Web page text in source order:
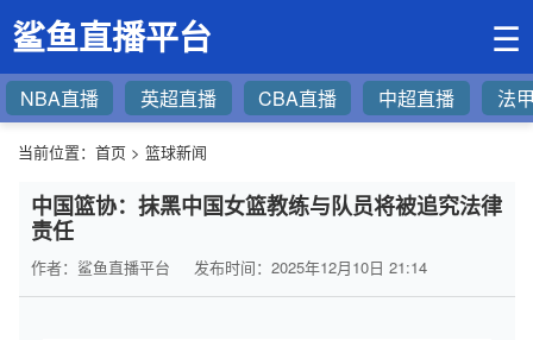
鲨鱼直播平台 ☰
NBA直播 英超直播 CBA直播 中超直播 法
当前位置： 首页 > 篮球新闻
中国篮协：抹黑中国女篮教练与队员将被追究法律
责任
作者：鲨鱼直播平台 发布时间：2025年12月10日 21:14